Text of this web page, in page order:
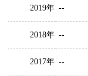
2019年 --
2018年 --
2017年 --